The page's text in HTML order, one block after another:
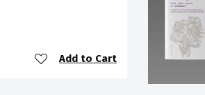
Add to Cart